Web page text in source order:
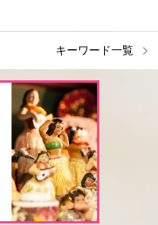
キーワード一覧